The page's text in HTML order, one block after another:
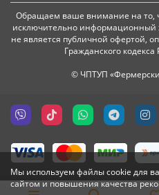
Мы используем файлы cookie для
сайтом и повышения качества
Обращаем ваше внимание на то,
исключительно информационный
не является публичной офертой,
Гражданского
© ЧПТУП